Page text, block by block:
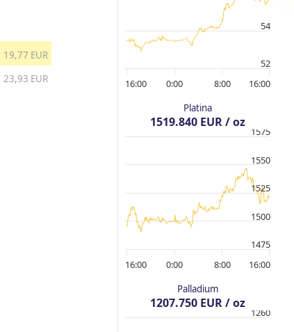
19,77 EUR
23,93 EUR 16:00 0:00 8:00 16:00
52
54
Platina
1519.840 EUR / oz
16:00 0:00 8:00 16:00
1475
1500
1525
1550
1575
Palladium
1207.750 EUR / oz
1260